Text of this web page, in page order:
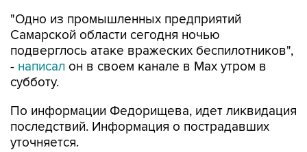
"Одно из промышленных предприятий
Самарской области сегодня ночью
подверглось атаке вражеских беспилотников",
- написал он в своем канале в Max утром в
субботу.
По информации Федорищева, идет ликвидация
последствий. Информация о пострадавших
уточняется.